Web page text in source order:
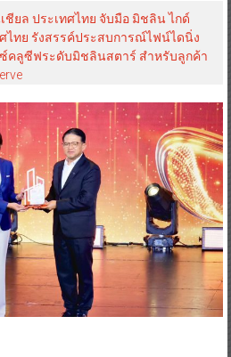
ชียล ประเทศไทย จับมือ มิชลิน ไกด์
ไทย รังสรรค์ประสบการณ์ไฟน์ไดนิ่ง
ซ์คลูซีฟระดับมิชลินสตาร์ สำหรับลูกค้า